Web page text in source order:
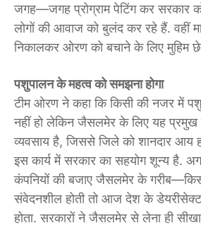
जगह—जगह प्रोग्राम पेटिंग कर सरकार
लोगों की आवाज को बुलंद कर रहे हैं. वहीं
निकालकर ओरण को बचाने के लिए मुहिम
पशुपालन के महत्व को समझना होगा
टीम ओरण ने कहा कि किसी की नजर में
नहीं हो लेकिन जैसलमेर के लिए यह
व्यवसाय है, जिससे जिले को शानदार आय
इस कार्य में सरकार का सहयोग शून्य है.
कंपनियों की बजाए जैसलमेर के
संवेदनशील होती तो आज देश के
होता. सरकारों ने जैसलमेर से लेना ही